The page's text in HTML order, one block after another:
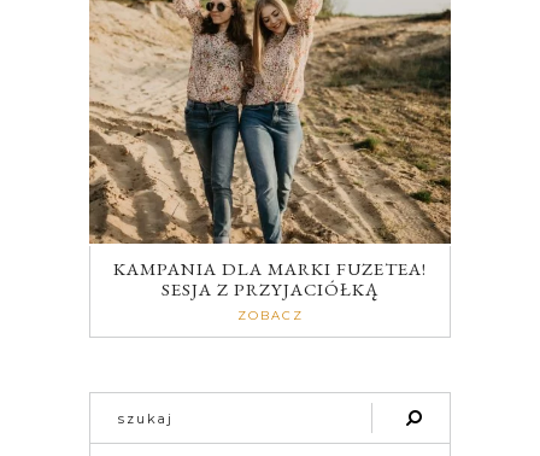
KAMPANIA DLA MARKI FUZETEA!
SESJA Z PRZYJACIÓŁKĄ
ZOBACZ